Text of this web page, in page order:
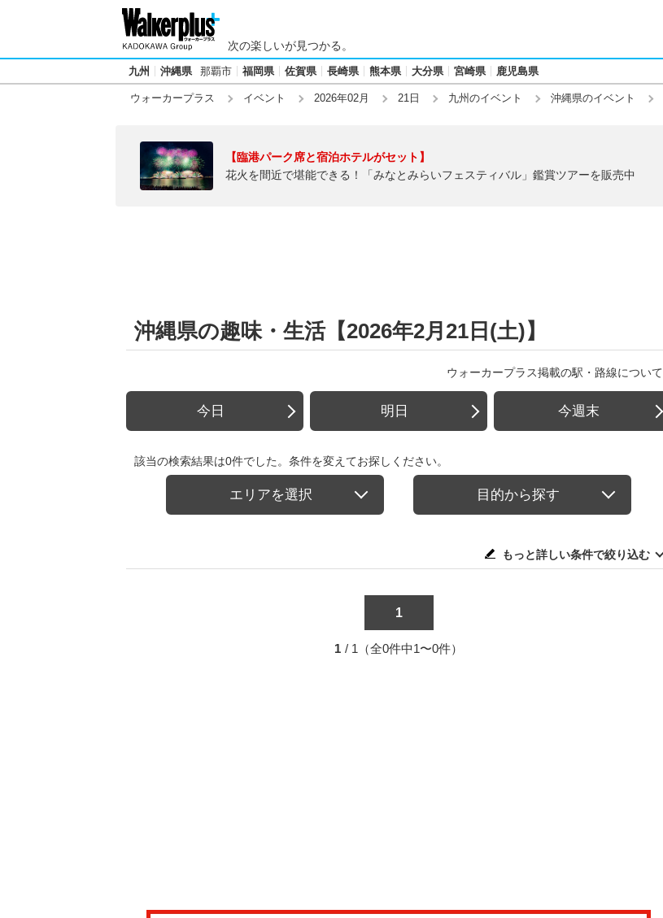
次の楽しいが見つかる。
九州 沖縄県 那覇市 福岡県 佐賀県 長崎県 熊本県 大分県 宮崎県 鹿児島県
ウォーカープラス イベント 2026年02月 21日 九州のイベント 沖縄県のイベント
【臨港パーク席と宿泊ホテルがセット】
花火を間近で堪能できる！「みなとみらいフェスティバル」鑑賞ツアーを販売中
沖縄県の趣味・生活【2026年2月21日(土)】
ウォーカープラス掲載の駅・路線について
今日 明日 今週末
該当の検索結果は0件でした。条件を変えてお探しください。
エリアを選択 目的から探す
もっと詳しい条件で絞り込む
1
1 / 1（全0件中1〜0件）